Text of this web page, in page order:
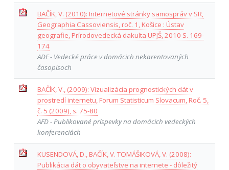
BAČÍK, V. (2010): Internetové stránky samospráv v SR,
Geographia Cassoviensis, roč. 1, Košice : Ústav
geografie, Prírodovedecká dakulta UPJŠ, 2010 S. 169-
174
ADF - Vedecké práce v domácich nekarentovaných
časopisoch
BAČÍK, V., (2009): Vizualizácia prognostických dát v
prostredí internetu, Forum Statisticum Slovacum, Roč. 5,
č. 5 (2009), s. 75-80
AFD - Publikované príspevky na domácich vedeckých
konferenciách
KUSENDOVÁ, D., BAČÍK, V. TOMÁŠIKOVÁ, V. (2008):
Publikácia dát o obyvateľstve na internete - dôležitý